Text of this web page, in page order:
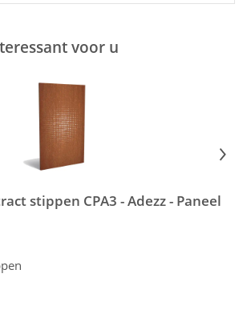
voor u
stippen CPA3 - Adezz - Paneel